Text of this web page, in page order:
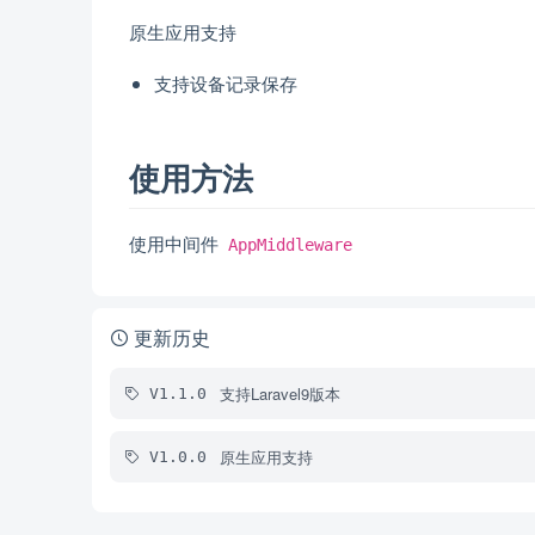
原生应用支持
支持设备记录保存
使用方法
使用中间件 AppMiddleware
更新历史
V1.1.0 支持Laravel9版本
V1.0.0 原生应用支持